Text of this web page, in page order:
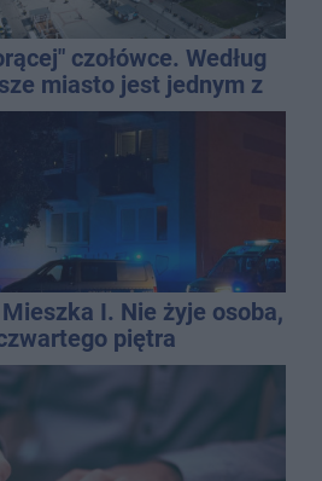
czołówce. Według
miasto jest jednym z
na upały
I. Nie żyje osoba,
piętra